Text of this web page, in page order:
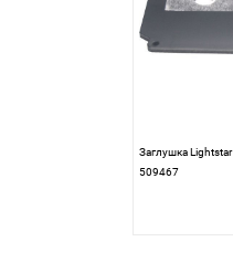
Заглушка Lightstar
509467